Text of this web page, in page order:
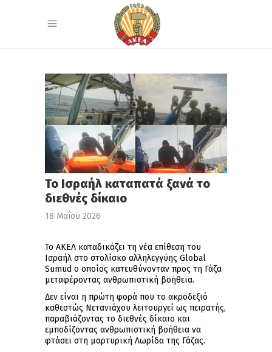
Το Ισραήλ καταπατά ξανά το
διεθνές δίκαιο
18 Μαΐου 2026
Το ΑΚΕΛ καταδικάζει τη νέα επίθεση του
Ισραήλ στο στολίσκο αλληλεγγύης Global
Sumud ο οποίος κατευθύνονταν προς τη Γάζα
μεταφέροντας ανθρωπιστική βοήθεια.
Δεν είναι η πρώτη φορά που το ακροδεξιό
καθεστώς Νετανιάχου λειτουργεί ως πειρατής,
παραβιάζοντας το διεθνές δίκαιο και
εμποδίζοντας ανθρωπιστική βοήθεια να
φτάσει στη μαρτυρική Λωρίδα της Γάζας.